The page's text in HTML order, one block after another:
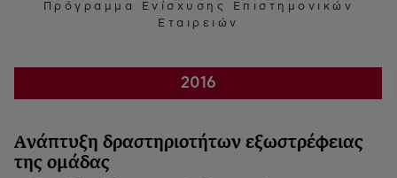
Πρόγραμμα Ενίσχυσης Επιστημονικών
Εταιρειών
2016
Ανάπτυξη δραστηριοτήτων εξωστρέφειας
της ομάδας